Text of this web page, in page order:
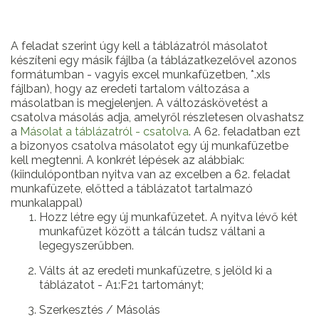
A feladat szerint úgy kell a táblázatról másolatot
készíteni egy másik fájlba (a táblázatkezelővel azonos
formátumban - vagyis excel munkafüzetben, *.xls
fájlban), hogy az eredeti tartalom változása a
másolatban is megjelenjen. A változáskövetést a
csatolva másolás adja, amelyről részletesen olvashatsz
a Másolat a táblázatról - csatolva. A 62. feladatban ezt
a bizonyos csatolva másolatot egy új munkafüzetbe
kell megtenni. A konkrét lépések az alábbiak:
(kiindulópontban nyitva van az excelben a 62. feladat
munkafüzete, előtted a táblázatot tartalmazó
munkalappal)
Hozz létre egy új munkafüzetet. A nyitva lévő két
munkafüzet között a tálcán tudsz váltani a
legegyszerűbben.
Válts át az eredeti munkafüzetre, s jelöld ki a
táblázatot - A1:F21 tartományt;
Szerkesztés / Másolás